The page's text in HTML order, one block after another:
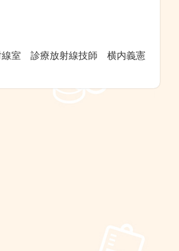
線室 診療放射線技師 横内義憲